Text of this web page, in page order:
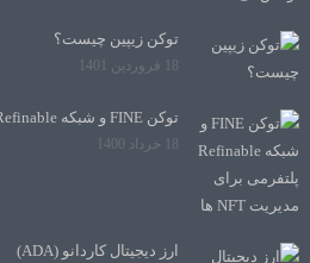
توکن زیپین چیست؟
18 فروردین 1401
توکن FINE و شبکه Refinable پلتفرمی برای مدیریت NFT ها
18 خرداد 1400
ارز دیجیتال کاردانو (ADA)